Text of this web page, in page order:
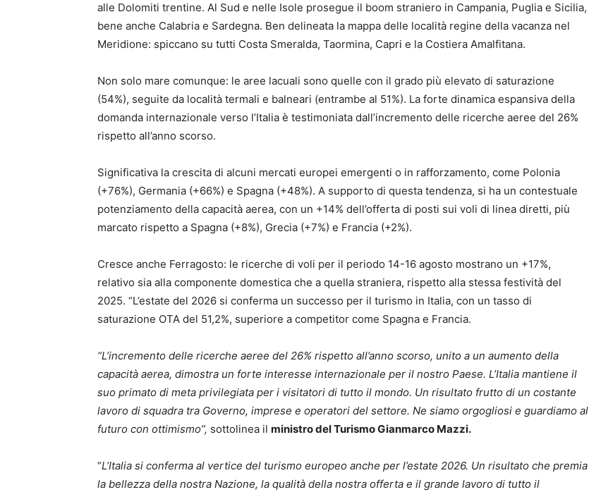
alle Dolomiti trentine. Al Sud e nelle Isole prosegue il boom straniero in Campania, Puglia e Sicilia,
bene anche Calabria e Sardegna. Ben delineata la mappa delle località regine della vacanza nel
Meridione: spiccano su tutti Costa Smeralda, Taormina, Capri e la Costiera Amalfitana.
Non solo mare comunque: le aree lacuali sono quelle con il grado più elevato di saturazione
(54%), seguite da località termali e balneari (entrambe al 51%). La forte dinamica espansiva della
domanda internazionale verso l’Italia è testimoniata dall’incremento delle ricerche aeree del 26%
rispetto all’anno scorso.
Significativa la crescita di alcuni mercati europei emergenti o in rafforzamento, come Polonia
(+76%), Germania (+66%) e Spagna (+48%). A supporto di questa tendenza, si ha un contestuale
potenziamento della capacità aerea, con un +14% dell’offerta di posti sui voli di linea diretti, più
marcato rispetto a Spagna (+8%), Grecia (+7%) e Francia (+2%).
Cresce anche Ferragosto: le ricerche di voli per il periodo 14-16 agosto mostrano un +17%,
relativo sia alla componente domestica che a quella straniera, rispetto alla stessa festività del
2025. “L’estate del 2026 si conferma un successo per il turismo in Italia, con un tasso di
saturazione OTA del 51,2%, superiore a competitor come Spagna e Francia.
“L’incremento delle ricerche aeree del 26% rispetto all’anno scorso, unito a un aumento della
capacità aerea, dimostra un forte interesse internazionale per il nostro Paese. L’Italia mantiene il
suo primato di meta privilegiata per i visitatori di tutto il mondo. Un risultato frutto di un costante
lavoro di squadra tra Governo, imprese e operatori del settore. Ne siamo orgogliosi e guardiamo al
futuro con ottimismo”, sottolinea il ministro del Turismo Gianmarco Mazzi.
“L’Italia si conferma al vertice del turismo europeo anche per l’estate 2026. Un risultato che premia
la bellezza della nostra Nazione, la qualità della nostra offerta e il grande lavoro di tutto il